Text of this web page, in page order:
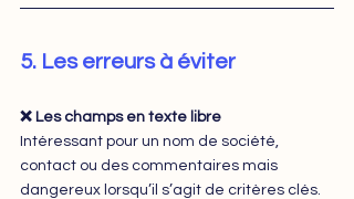
5. Les erreurs à éviter
❌ Les champs en texte libre
Intéressant pour un nom de société,
contact ou des commentaires mais
dangereux lorsqu’il s’agit de critères clés.